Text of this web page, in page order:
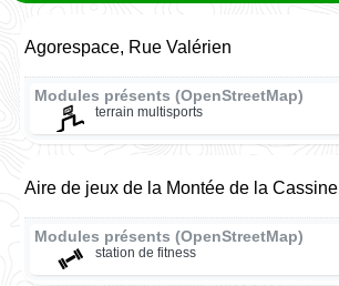
Agorespace, Rue Valérien
Modules présents (OpenStreetMap)
terrain multisports
Aire de jeux de la Montée de la Cassine
Modules présents (OpenStreetMap)
station de fitness